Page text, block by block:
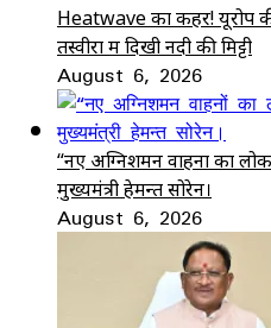
Heatwave का कहर! यूरोप
तस्वीरों में दिखी नदी की मिट्टी
August 6, 2026
“नए अग्निशमन वाहनों का
मुख्यमंत्री हेमन्त सोरेन।
August 6, 2026